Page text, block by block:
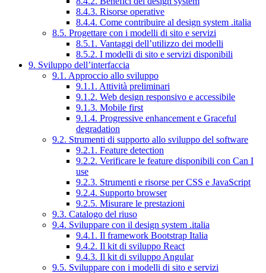
8.4.3. Risorse operative
8.4.4. Come contribuire al design system .italia
8.5. Progettare con i modelli di sito e servizi
8.5.1. Vantaggi dell’utilizzo dei modelli
8.5.2. I modelli di sito e servizi disponibili
9. Sviluppo dell’interfaccia
9.1. Approccio allo sviluppo
9.1.1. Attività preliminari
9.1.2. Web design responsivo e accessibile
9.1.3. Mobile first
9.1.4. Progressive enhancement e Graceful
degradation
9.2. Strumenti di supporto allo sviluppo del software
9.2.1. Feature detection
9.2.2. Verificare le feature disponibili con Can I
use
9.2.3. Strumenti e risorse per CSS e JavaScript
9.2.4. Supporto browser
9.2.5. Misurare le prestazioni
9.3. Catalogo del riuso
9.4. Sviluppare con il design system .italia
9.4.1. Il framework Bootstrap Italia
9.4.2. Il kit di sviluppo React
9.4.3. Il kit di sviluppo Angular
9.5. Sviluppare con i modelli di sito e servizi